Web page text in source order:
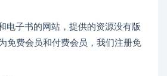
电子书的网站，提供的资源没有版
免费会员和付费会员，我们注册免